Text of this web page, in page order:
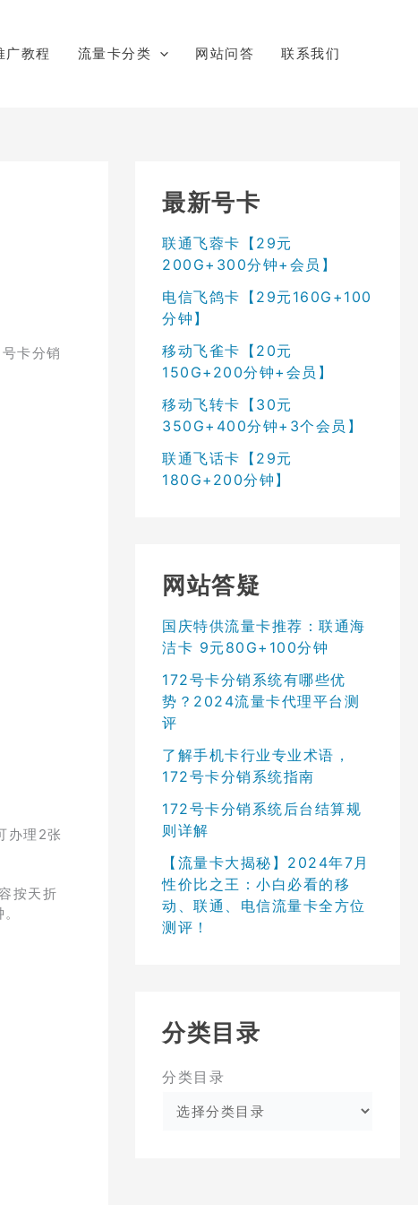
广教程 流量卡分类 网站问答 联系我们
卡分销
办理2张
按天折
最新号卡
联通飞蓉卡【29元
200G+300分钟+会员】
电信飞鸽卡【29元160G+100
分钟】
移动飞雀卡【20元
150G+200分钟+会员】
移动飞转卡【30元
350G+400分钟+3个会员】
联通飞话卡【29元
180G+200分钟】
网站答疑
国庆特供流量卡推荐：联通海
洁卡 9元80G+100分钟
172号卡分销系统有哪些优
势？2024流量卡代理平台测
评
了解手机卡行业专业术语，
172号卡分销系统指南
172号卡分销系统后台结算规
则详解
【流量卡大揭秘】2024年7月
性价比之王：小白必看的移
动、联通、电信流量卡全方位
测评！
分类目录
分类目录